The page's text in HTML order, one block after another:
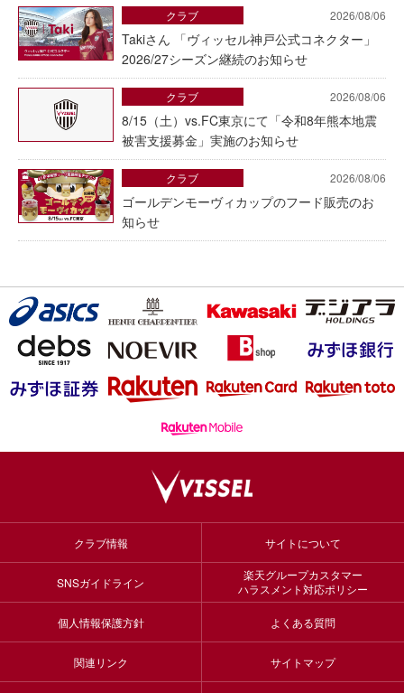
2026/08/06
Takiさん 「ヴィッセル神戸公式コネクター」
2026/27シーズン継続のお知らせ
クラブ
2026/08/06
8/15（土）vs.FC東京にて「令和8年熊本地震
被害支援募金」実施のお知らせ
クラブ
2026/08/06
ゴールデンモーヴィカップのフード販売のお
知らせ
クラブ
クラブ情報 サイトについて
SNSガイドライン
楽天グループカスタマー
ハラスメント対応ポリシー
個人情報保護方針 よくある質問
関連リンク サイトマップ